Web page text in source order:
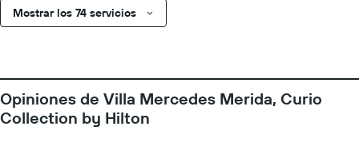
Mostrar los 74 servicios
Opiniones de Villa Mercedes Merida, Curio
Collection by Hilton